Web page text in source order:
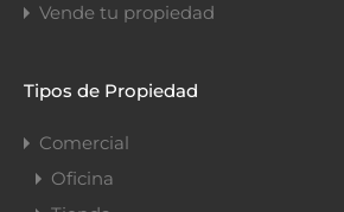
Vende tu propiedad
Tipos de Propiedad
Comercial
Oficina